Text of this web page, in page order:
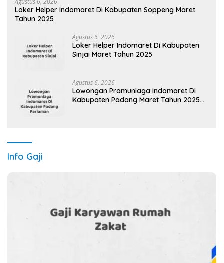
Loker Helper Indomaret Di Kabupaten Soppeng Maret
Tahun 2025
Agustus 6, 2026
Loker Helper Indomaret Di Kabupaten
Sinjai Maret Tahun 2025
Agustus 6, 2026
Lowongan Pramuniaga Indomaret Di
Kabupaten Padang Maret Tahun 2025
Info Gaji